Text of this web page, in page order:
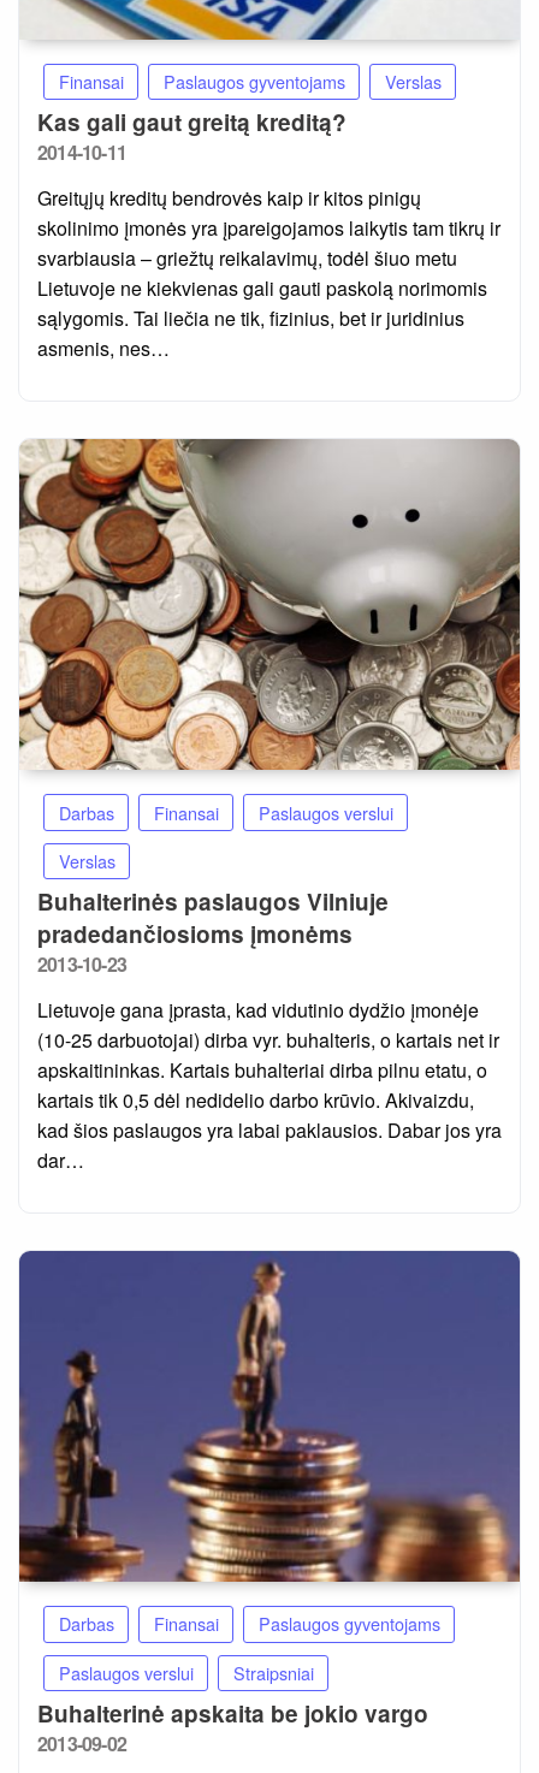
Finansai Paslaugos gyventojams Verslas
Kas gali gaut greitą kreditą?
Posted
2014-10-11
Greitųjų kreditų bendrovės kaip ir kitos pinigų
skolinimo įmonės yra įpareigojamos laikytis tam tikrų ir
svarbiausia – griežtų reikalavimų, todėl šiuo metu
Lietuvoje ne kiekvienas gali gauti paskolą norimomis
sąlygomis. Tai liečia ne tik, fizinius, bet ir juridinius
asmenis, nes…
Darbas Finansai
Paslaugos verslui
Verslas
Buhalterinės paslaugos Vilniuje
pradedančiosioms įmonėms
Posted
2013-10-23
Lietuvoje gana įprasta, kad vidutinio dydžio įmonėje
(10-25 darbuotojai) dirba vyr. buhalteris, o kartais net ir
apskaitininkas. Kartais buhalteriai dirba pilnu etatu, o
kartais tik 0,5 dėl nedidelio darbo krūvio. Akivaizdu,
kad šios paslaugos yra labai paklausios. Dabar jos yra
dar…
Darbas Finansai
Paslaugos gyventojams
Paslaugos verslui
Straipsniai
Buhalterinė apskaita be jokio vargo
Posted
2013-09-02